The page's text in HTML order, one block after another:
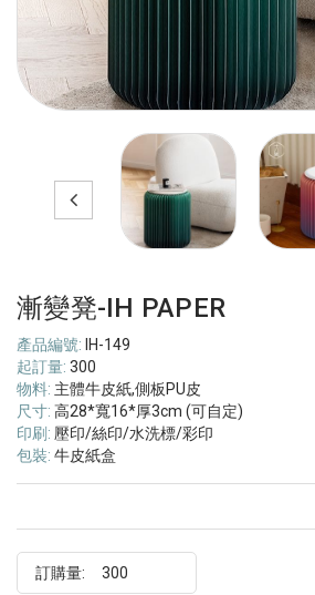
漸變凳-IH PAPER
產品編號: IH-149
起訂量: 300
物料: 主體牛皮紙,側板PU皮
尺寸: 高28*寬16*厚3cm (可自定)
印刷: 壓印/絲印/水洗標/彩印
包裝: 牛皮紙盒
訂購量: